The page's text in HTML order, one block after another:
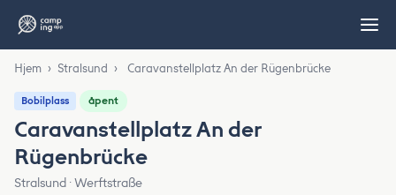
Hjem › Stralsund › Caravanstellplatz An der Rügenbrücke
Bobilplass åpent
Caravanstellplatz An der
Rügenbrücke
Stralsund · Werftstraße